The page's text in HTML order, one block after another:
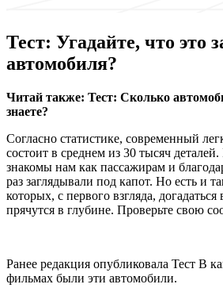
Тест: Угадайте, что это
автомобиля?
Читaй также: Тест: Сколько
знаете?
Согласно статистике, современный
состоит в среднем из 30 тысяч
знакомы нам как пассажирам и
раз заглядывали под капот. Но есть и
которых, с первого взгляда,
прячутся в глубине. Проверьте свою
Ранее редакция опубликовала Тест В
фильмах были эти автомобили.